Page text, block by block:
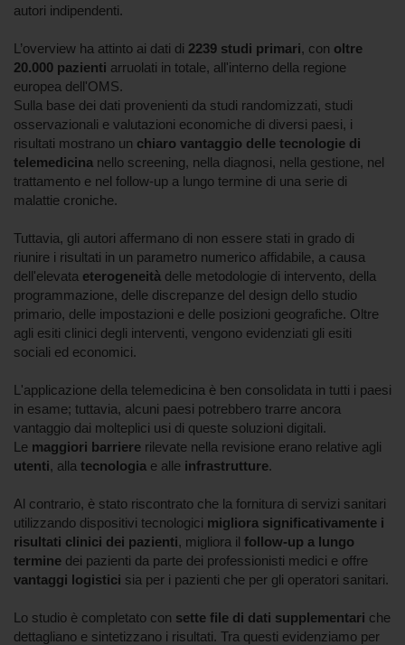
autori indipendenti.
L’overview ha attinto ai dati di 2239 studi primari, con oltre
20.000 pazienti arruolati in totale, all'interno della regione
europea dell'OMS.
Sulla base dei dati provenienti da studi randomizzati, studi
osservazionali e valutazioni economiche di diversi paesi, i
risultati mostrano un chiaro vantaggio delle tecnologie di
telemedicina nello screening, nella diagnosi, nella gestione, nel
trattamento e nel follow-up a lungo termine di una serie di
malattie croniche.
Tuttavia, gli autori affermano di non essere stati in grado di
riunire i risultati in un parametro numerico affidabile, a causa
dell'elevata eterogeneità delle metodologie di intervento, della
programmazione, delle discrepanze del design dello studio
primario, delle impostazioni e delle posizioni geografiche. Oltre
agli esiti clinici degli interventi, vengono evidenziati gli esiti
sociali ed economici.
L'applicazione della telemedicina è ben consolidata in tutti i paesi
in esame; tuttavia, alcuni paesi potrebbero trarre ancora
vantaggio dai molteplici usi di queste soluzioni digitali.
Le maggiori barriere rilevate nella revisione erano relative agli
utenti, alla tecnologia e alle infrastrutture.
Al contrario, è stato riscontrato che la fornitura di servizi sanitari
utilizzando dispositivi tecnologici migliora significativamente i
risultati clinici dei pazienti, migliora il follow-up a lungo
termine dei pazienti da parte dei professionisti medici e offre
vantaggi logistici sia per i pazienti che per gli operatori sanitari.
Lo studio è completato con sette file di dati supplementari che
dettagliano e sintetizzano i risultati. Tra questi evidenziamo per